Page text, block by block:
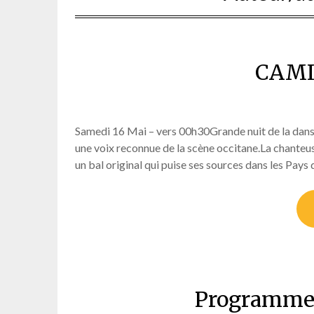
Samedi 16 Mai – vers 00h30Grande nuit de la
une voix reconnue de la scène occitane.La
un bal original qui puise ses sources dans les